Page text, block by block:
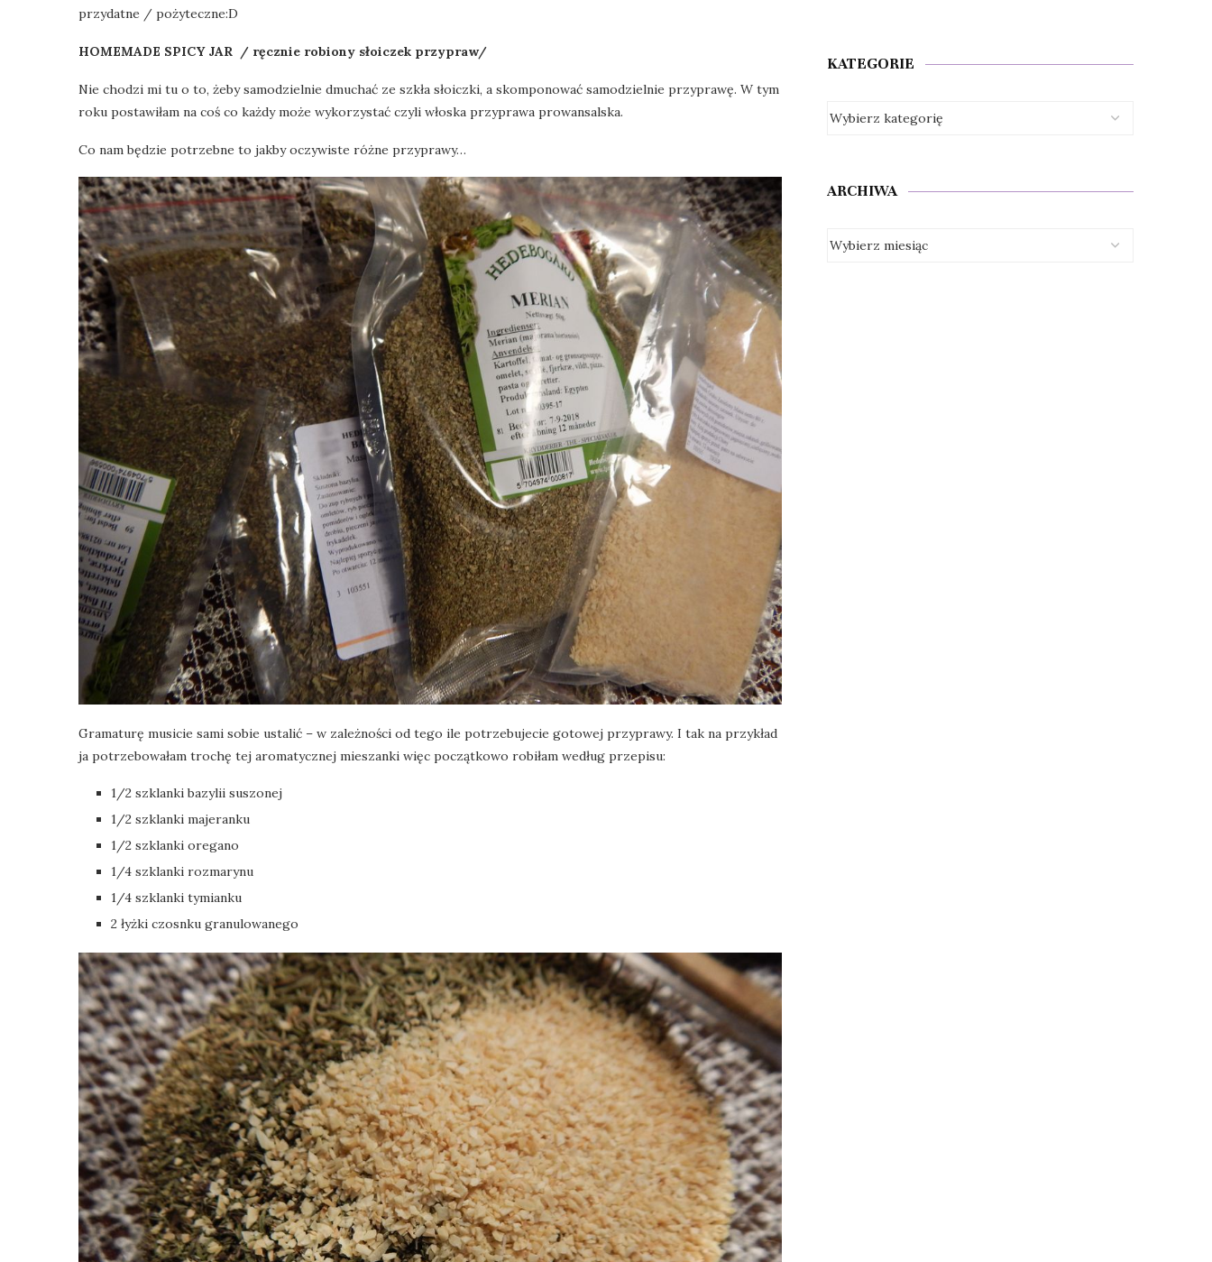
przydatne / pożyteczne:D
HOMEMADE SPICY JAR / ręcznie robiony słoiczek przypraw/
Nie chodzi mi tu o to, żeby samodzielnie dmuchać ze szkła słoiczki, a skomponować samodzielnie przyprawę. W tym
roku postawiłam na coś co każdy może wykorzystać czyli włoska przyprawa prowansalska.
Co nam będzie potrzebne to jakby oczywiste różne przyprawy…
Gramaturę musicie sami sobie ustalić – w zależności od tego ile potrzebujecie gotowej przyprawy. I tak na przykład
ja potrzebowałam trochę tej aromatycznej mieszanki więc początkowo robiłam według przepisu:
1/2 szklanki bazylii suszonej
1/2 szklanki majeranku
1/2 szklanki oregano
1/4 szklanki rozmarynu
1/4 szklanki tymianku
2 łyżki czosnku granulowanego
KATEGORIE
ARCHIWA